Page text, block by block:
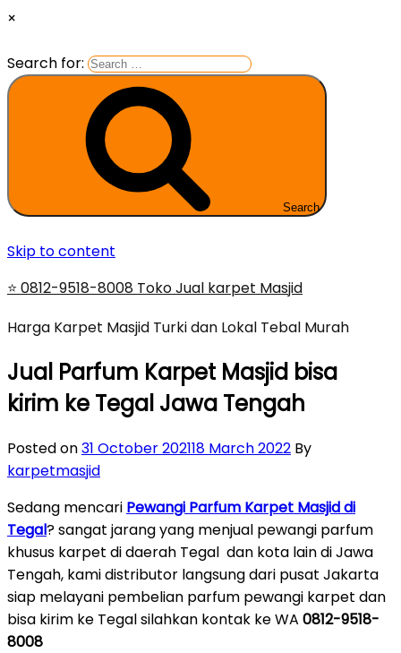
×
Search for:
Search
Skip to content
⭐ 0812-9518-8008 Toko Jual karpet Masjid
Harga Karpet Masjid Turki dan Lokal Tebal Murah
Jual Parfum Karpet Masjid bisa
kirim ke Tegal Jawa Tengah
Posted on31 October 202118 March 2022 By
karpetmasjid
Sedang mencari Pewangi Parfum Karpet Masjid di
Tegal? sangat jarang yang menjual pewangi parfum
khusus karpet di daerah Tegal dan kota lain di Jawa
Tengah, kami distributor langsung dari pusat Jakarta
siap melayani pembelian parfum pewangi karpet dan
bisa kirim ke Tegal silahkan kontak ke WA 0812-9518-
8008